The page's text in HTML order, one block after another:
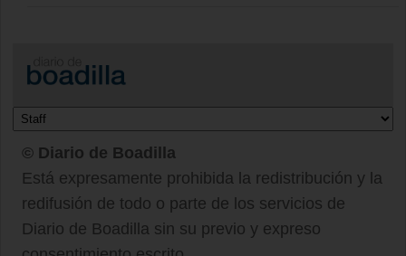
© Diario de Boadilla
Está expresamente prohibida la redistribución y la
redifusión de todo o parte de los servicios de
Diario de Boadilla sin su previo y expreso